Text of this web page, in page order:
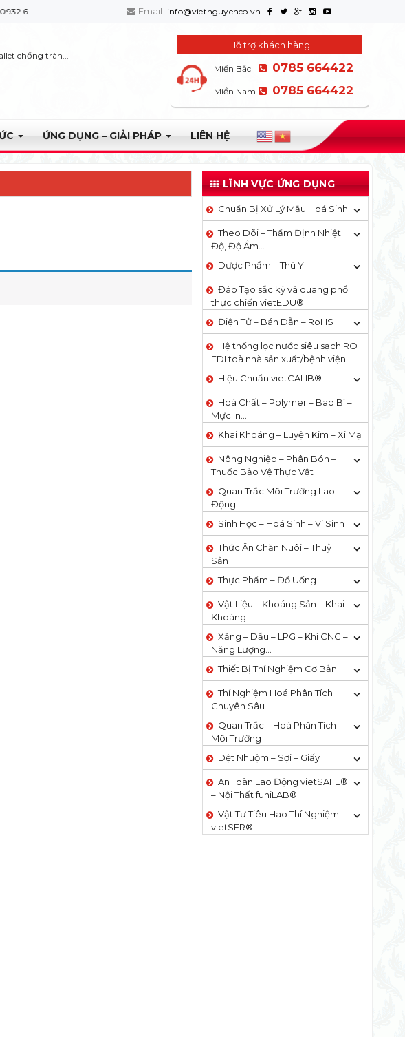
Email: info@vietnguyenco.vn
chống tràn...
Hỗ trợ khách hàng
Miền Bắc 0785 664422
Miền Nam 0785 664422
ỨNG DỤNG – GIẢI PHÁP LIÊN HỆ
LĨNH VỰC ỨNG DỤNG
Chuẩn Bị Xử Lý Mẫu Hoá Sinh
Theo Dõi – Thẩm Định Nhiệt
Độ, Độ Ẩm…
Dược Phẩm – Thú Y…
Đào Tạo sắc ký và quang phổ
thực chiến vietEDU®
Điện Tử – Bán Dẫn – RoHS
Hệ thống lọc nước siêu sạch RO
EDI​​ toà nhà sản xuất/bệnh viện
Hiệu Chuẩn vietCALIB®
Hoá Chất – Polymer – Bao Bì –
Mực In…
Khai Khoáng – Luyện Kim – Xi Mạ
Nông Nghiệp – Phân Bón –
Thuốc Bảo Vệ Thực Vật
Quan Trắc Môi Trường Lao
Động
Sinh Học – Hoá Sinh – Vi Sinh
Thức Ăn Chăn Nuôi – Thuỷ
Sản
Thực Phẩm – Đồ Uống
Vật Liệu – Khoáng Sản – Khai
Khoáng
Xăng – Dầu – LPG – Khí CNG –
Năng Lượng…
Thiết Bị Thí Nghiệm Cơ Bản
Thí Nghiệm Hoá Phân Tích
Chuyên Sâu
Quan Trắc – Hoá Phân Tích
Môi Trường
Dệt Nhuộm – Sợi – Giấy
An Toàn Lao Động vietSAFE®
– Nội Thất funiLAB®
Vật Tư Tiêu Hao Thí Nghiệm
vietSER®